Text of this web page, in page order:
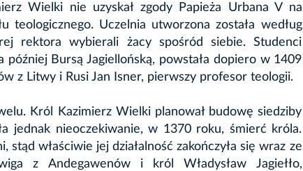
Wielki nie uzyskał zgody Papieża Urbana V na
teologicznego. Uczelnia utworzona została według
rektora wybierali żacy spośród siebie. Studenci
Bursą Jagiellońską, powstała dopiero w 1409
z Litwy i Rusi Jan Isner, pierwszy profesor teologii.
Król Kazimierz Wielki planował budowę siedziby
jednak nieoczekiwanie, w 1370 roku, śmierć króla.
właściwie jej działalność zakończyła się wraz ze
z Andegawenów i król Władysław Jagiełło,